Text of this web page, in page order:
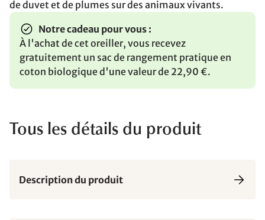
de duvet et de plumes sur des animaux vivants.
Notre cadeau pour vous :
À l'achat de cet oreiller, vous recevez
gratuitement un sac de rangement pratique en
coton biologique d'une valeur de 22,90 €.
Tous les détails du produit
Description du produit